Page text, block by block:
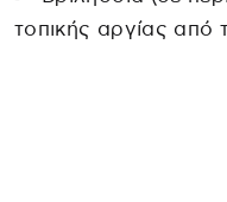
τοπικής αργίας από